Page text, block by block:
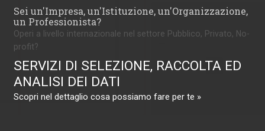
Sei un'Impresa, un'Istituzione, un'Organizzazione,
un Professionista?
Operi a livello internazionale nel settore Pubblico, Privato, No-
profit?
SERVIZI DI SELEZIONE, RACCOLTA ED
ANALISI DEI DATI
Scopri nel dettaglio cosa possiamo fare per te »